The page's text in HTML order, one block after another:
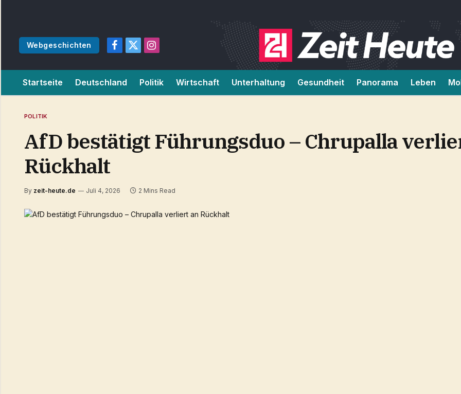
Webgeschichten
Facebook
X
Instagram
Startseite Deutschland Politik Wirtschaft Unterhaltung Gesundheit Panorama Leben
POLITIK
AfD bestätigt Führungsduo – Chrupalla
Rückhalt
By zeit-heute.de Juli 4, 2026 2 Mins Read